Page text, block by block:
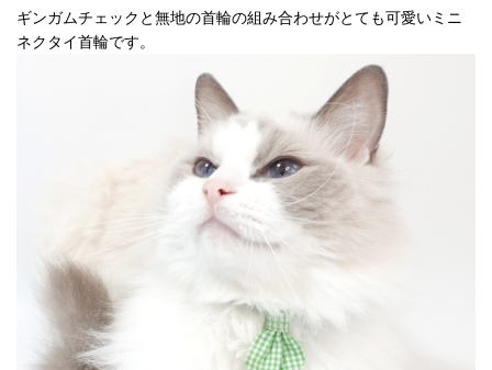
ギンガムチェックと無地の首輪の組み合わせがとても可愛いミニ
ネクタイ首輪です。